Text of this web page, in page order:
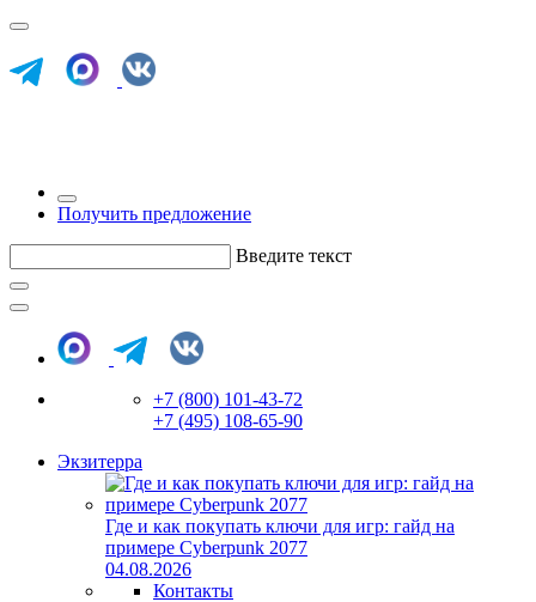
Получить предложение
Введите текст
+7 (800) 101-43-72
+7 (495) 108-65-90
Экзитерра
Где и как покупать ключи для игр: гайд на
примере Cyberpunk 2077
04.08.2026
Контакты